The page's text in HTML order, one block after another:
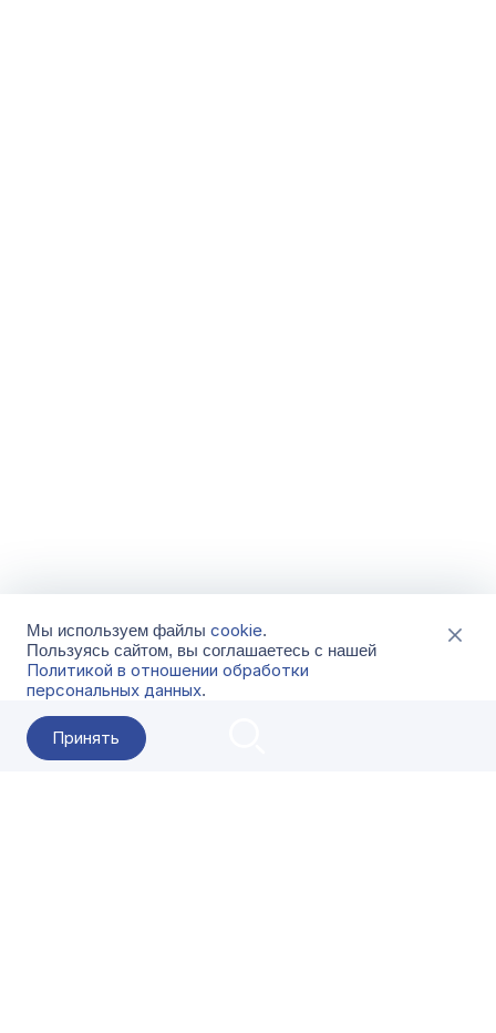
Мы используем файлы cookie.
Пользуясь сайтом, вы соглашаетесь с нашей
Политикой в отношении обработки
персональных данных.
Принять